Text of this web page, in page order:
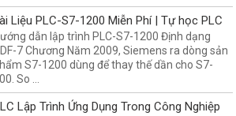
Liệu PLC-S7-1200 Miễn Phí | Tự học PLC
dẫn lập trình PLC-S7-1200 Định dạng
7 Chương Năm 2009, Siemens ra dòng sản
S7-1200 dùng để thay thế dần cho S7-
So ...
Lập Trình Ứng Dụng Trong Công Nghiệp